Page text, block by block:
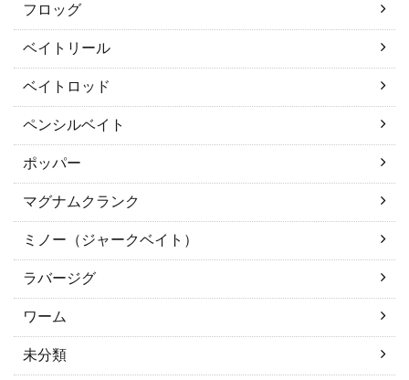
フロッグ
ベイトリール
ベイトロッド
ペンシルベイト
ポッパー
マグナムクランク
ミノー（ジャークベイト）
ラバージグ
ワーム
未分類